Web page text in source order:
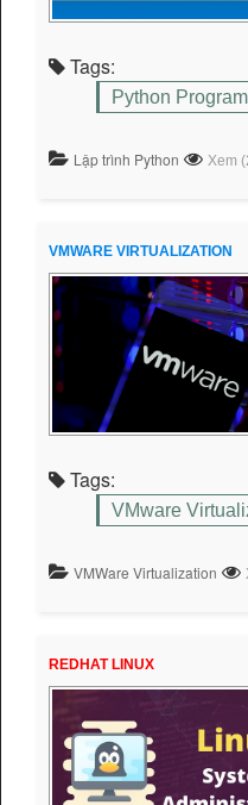
Tags:
Python
Lập trình Python Xem
VMWARE VIRTUALIZATION
Tags:
VMware
VMWare Virtualization
REDHAT LINUX